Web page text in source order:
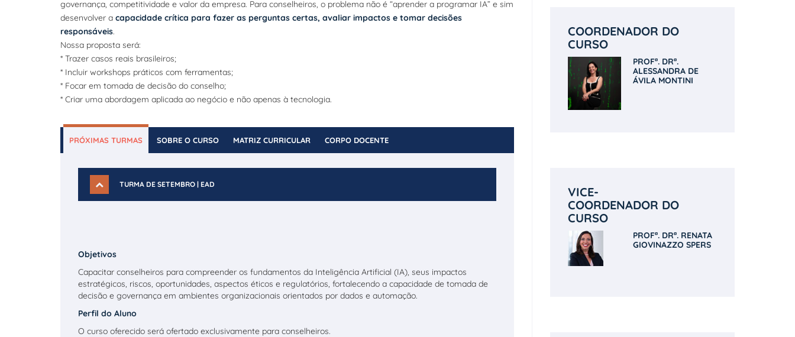
governança, competitividade e valor da empresa. Para conselheiros, o problema não é “aprender a programar IA” e sim
desenvolver a capacidade crítica para fazer as perguntas certas, avaliar impactos e tomar decisões
responsáveis.
Nossa proposta será:
* Trazer casos reais brasileiros;
* Incluir workshops práticos com ferramentas;
* Focar em tomada de decisão do conselho;
* Criar uma abordagem aplicada ao negócio e não apenas à tecnologia.
PRÓXIMAS TURMAS SOBRE O CURSO MATRIZ CURRICULAR CORPO DOCENTE
TURMA DE SETEMBRO | EAD
Objetivos
Capacitar conselheiros para compreender os fundamentos da Inteligência Artificial (IA), seus impactos
estratégicos, riscos, oportunidades, aspectos éticos e regulatórios, fortalecendo a capacidade de tomada de
decisão e governança em ambientes organizacionais orientados por dados e automação.
Perfil do Aluno
O curso oferecido será ofertado exclusivamente para conselheiros.
COORDENADOR DO
CURSO
PROFª. DRª.
ALESSANDRA DE
ÁVILA MONTINI
VICE-
COORDENADOR DO
CURSO
PROFª. DRª. RENATA
GIOVINAZZO SPERS